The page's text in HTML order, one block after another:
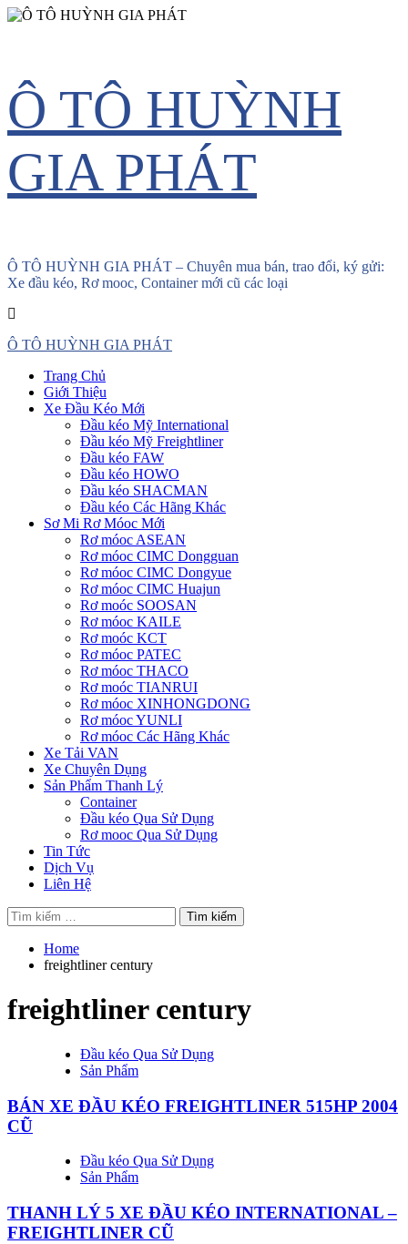
Skip
to
content
Ô TÔ HUỲNH
GIA PHÁT
Ô TÔ HUỲNH GIA PHÁT – Chuyên mua bán, trao đổi, ký gửi:
Xe đầu kéo, Rơ mooc, Container mới cũ các loại
Menu
Ô TÔ HUỲNH GIA PHÁT
Trang Chủ
Giới Thiệu
Xe Đầu Kéo Mới
Đầu kéo Mỹ International
Đầu kéo Mỹ Freightliner
Đầu kéo FAW
Đầu kéo HOWO
Đầu kéo SHACMAN
Đầu kéo Các Hãng Khác
Sơ Mi Rơ Móoc Mới
Rơ móoc ASEAN
Rơ móoc CIMC Dongguan
Rơ móoc CIMC Dongyue
Rơ móoc CIMC Huajun
Rơ moóc SOOSAN
Rơ móoc KAILE
Rơ moóc KCT
Rơ móoc PATEC
Rơ móoc THACO
Rơ moóc TIANRUI
Rơ móoc XINHONGDONG
Rơ móoc YUNLI
Rơ móoc Các Hãng Khác
Xe Tải VAN
Xe Chuyên Dụng
Sản Phẩm Thanh Lý
Container
Đầu kéo Qua Sử Dụng
Rơ mooc Qua Sử Dụng
Tin Tức
Dịch Vụ
Liên Hệ
Tìm
kiếm
cho:
Home
freightliner century
freightliner century
Đầu kéo Qua Sử Dụng
Sản Phẩm
BÁN XE ĐẦU KÉO FREIGHTLINER 515HP 2004
CŨ
Đầu kéo Qua Sử Dụng
Sản Phẩm
THANH LÝ 5 XE ĐẦU KÉO INTERNATIONAL –
FREIGHTLINER CŨ